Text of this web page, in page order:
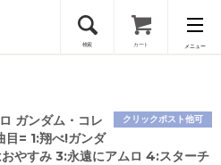
検索 カート メニュー
クリックポスト他可
ガンダム・コレ
目= 1:翔べ!ガンダ
やすみ 3:永遠にアムロ 4:スターチ